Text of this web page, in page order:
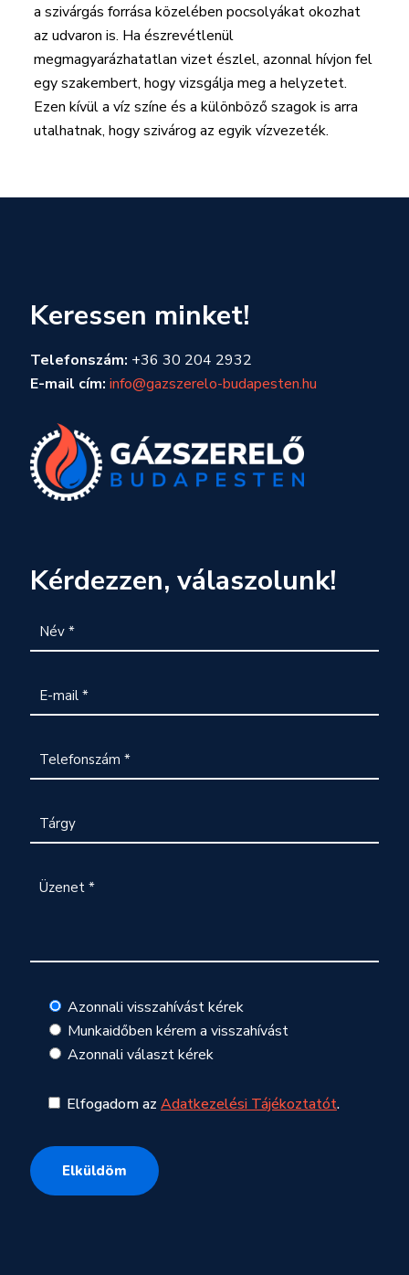
a szivárgás forrása közelében pocsolyákat okozhat
az udvaron is. Ha észrevétlenül
megmagyarázhatatlan vizet észlel, azonnal hívjon fel
egy szakembert, hogy vizsgálja meg a helyzetet.
Ezen kívül a víz színe és a különböző szagok is arra
utalhatnak, hogy szivárog az egyik vízvezeték.
Keressen minket!
Telefonszám: +36 30 204 2932
E-mail cím: info@gazszerelo-budapesten.hu
Kérdezzen, válaszolunk!
Azonnali visszahívást kérek
Munkaidőben kérem a visszahívást
Azonnali választ kérek
Elfogadom az Adatkezelési Tájékoztatót.